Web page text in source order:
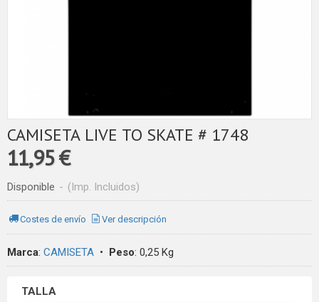
CAMISETA LIVE TO SKATE # 1748
11,95 €
Disponible - (Imp. Incluidos)
Costes de envío Ver descripción
Marca: CAMISETA • Peso: 0,25 Kg
TALLA